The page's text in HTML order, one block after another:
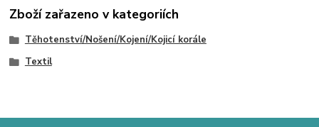
Zboží zařazeno v kategoriích
Těhotenství/Nošení/Kojení/Kojicí korále
Textil